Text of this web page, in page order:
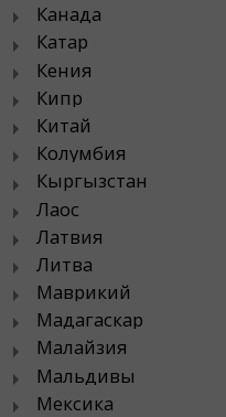
Канада
Катар
Кения
Кипр
Китай
Колумбия
Кыргызстан
Лаос
Латвия
Литва
Маврикий
Мадагаскар
Малайзия
Мальдивы
Мексика